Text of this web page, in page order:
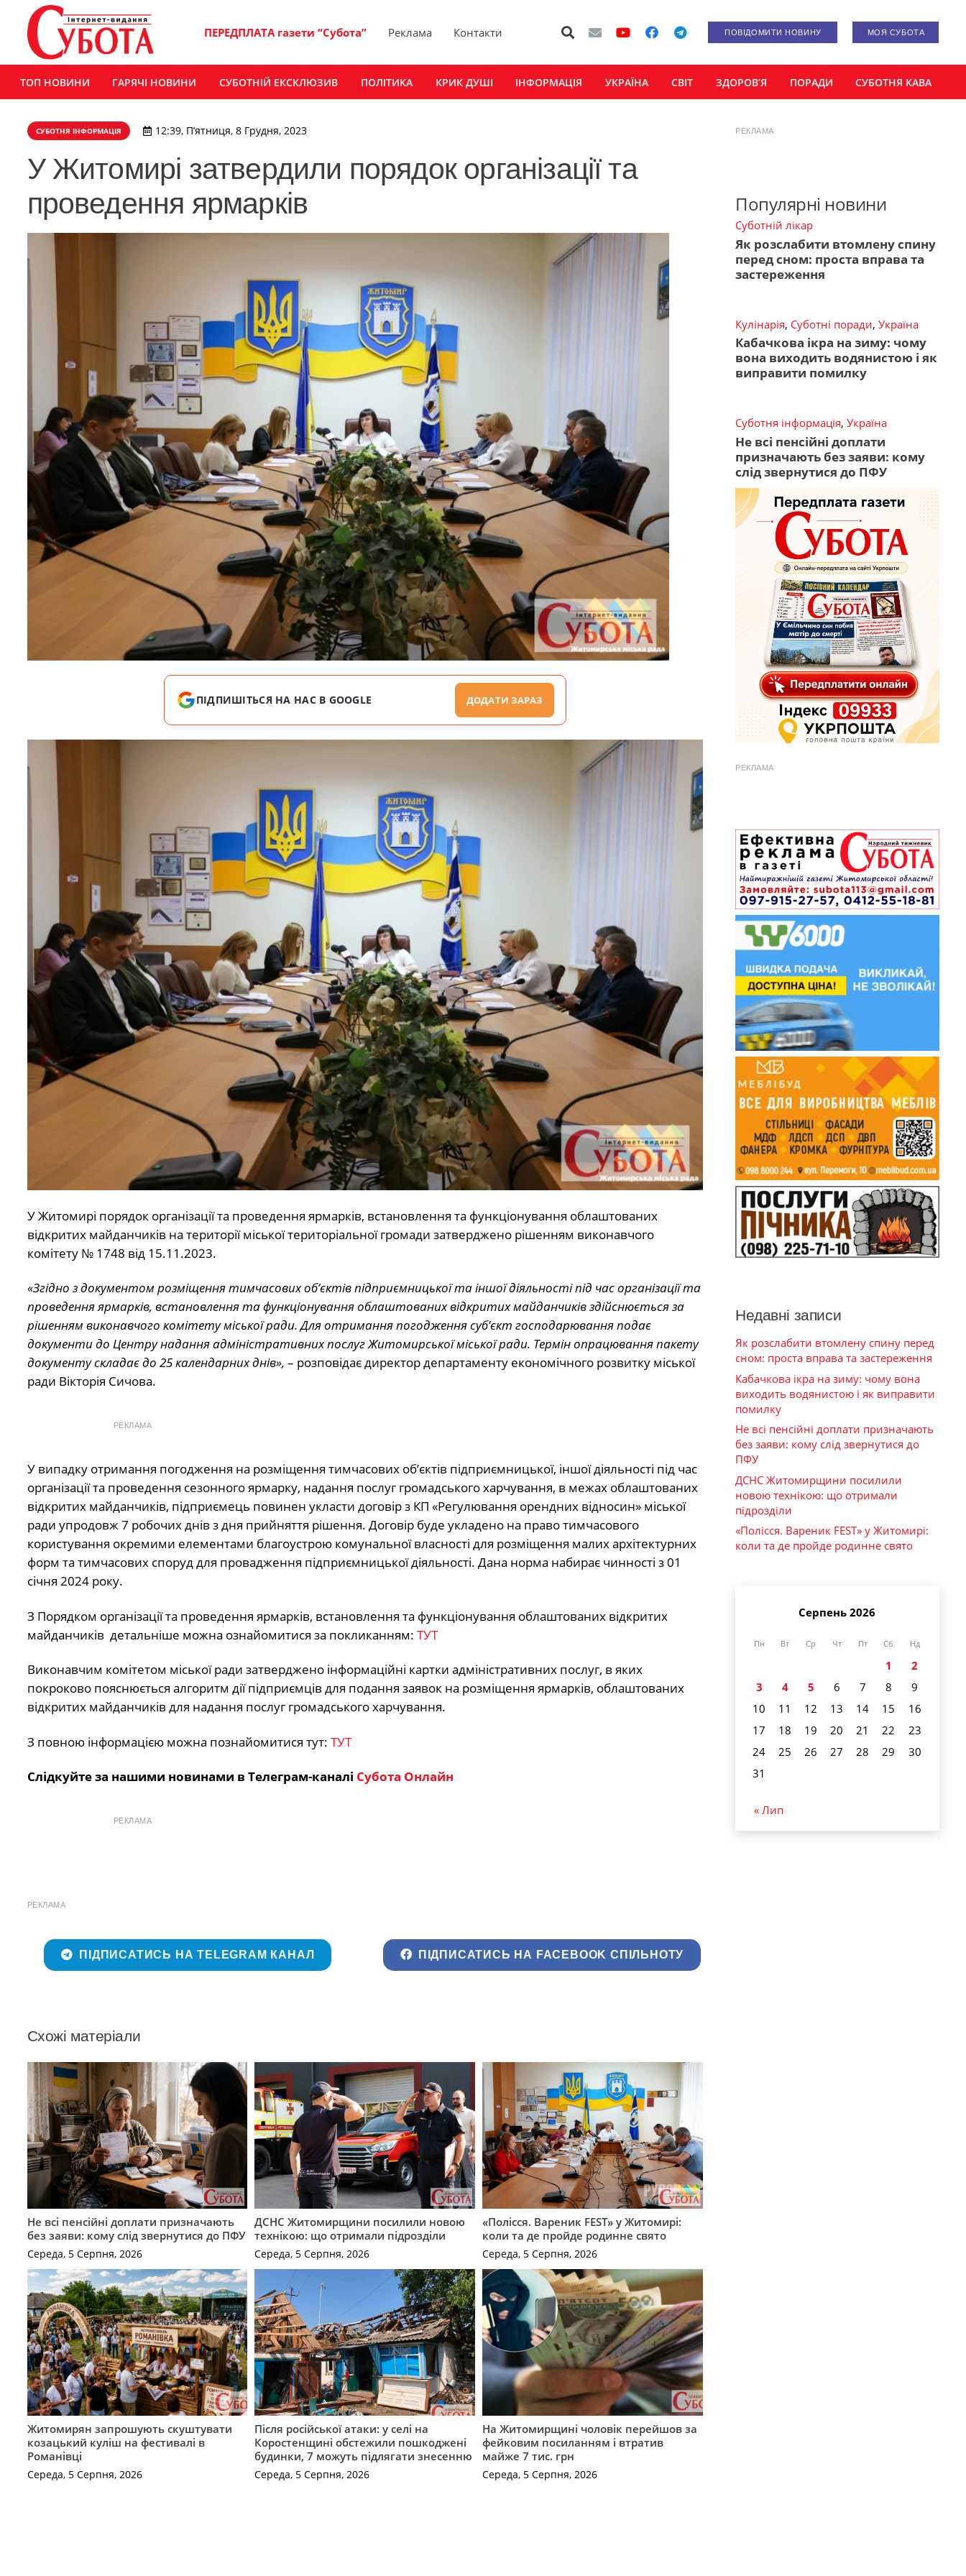
ПЕРЕДПЛАТА газети “Субота” Реклама Контакти ПОВІДОМИТИ НОВИНУ МОЯ СУБОТА
ТОП НОВИНИ ГАРЯЧІ НОВИНИ СУБОТНІЙ ЕКСКЛЮЗИВ ПОЛІТИКА КРИК ДУШІ ІНФОРМАЦІЯ УКРАЇНА СВІТ ЗДОРОВ’Я ПОРАДИ СУБОТНЯ КАВА
СУБОТНЯ ІНФОРМАЦІЯ 12:39, П’ятниця, 8 Грудня, 2023
У Житомирі затвердили порядок організації та
проведення ярмарків
ПІДПИШІТЬСЯ НА НАС В GOOGLE ДОДАТИ ЗАРАЗ
У Житомирі порядок організації та проведення ярмарків, встановлення та функціонування облаштованих
відкритих майданчиків на території міської територіальної громади затверджено рішенням виконавчого
комітету № 1748 від 15.11.2023.
«Згідно з документом розміщення тимчасових об’єктів підприємницької та іншої діяльності під час організації та
проведення ярмарків, встановлення та функціонування облаштованих відкритих майданчиків здійснюється за
рішенням виконавчого комітету міської ради. Для отримання погодження суб’єкт господарювання подає
документи до Центру надання адміністративних послуг Житомирської міської ради. Термін опрацювання пакету
документу складає до 25 календарних днів», – розповідає директор департаменту економічного розвитку міської
ради Вікторія Сичова.
РЕКЛАМА
У випадку отримання погодження на розміщення тимчасових об’єктів підприємницької, іншої діяльності під час
організації та проведення сезонного ярмарку, надання послуг громадського харчування, в межах облаштованих
відкритих майданчиків, підприємець повинен укласти договір з КП «Регулювання орендних відносин» міської
ради упродовж 7 робочих днів з дня прийняття рішення. Договір буде укладено на право тимчасового
користування окремими елементами благоустрою комунальної власності для розміщення малих архітектурних
форм та тимчасових споруд для провадження підприємницької діяльності. Дана норма набирає чинності з 01
січня 2024 року.
З Порядком організації та проведення ярмарків, встановлення та функціонування облаштованих відкритих
майданчиків детальніше можна ознайомитися за покликанням: ТУТ
Виконавчим комітетом міської ради затверджено інформаційні картки адміністративних послуг, в яких
покроково пояснюється алгоритм дії підприємців для подання заявок на розміщення ярмарків, облаштованих
відкритих майданчиків для надання послуг громадського харчування.
З повною інформацією можна познайомитися тут: ТУТ
Слідкуйте за нашими новинами в Телеграм-каналі Субота Онлайн
РЕКЛАМА
РЕКЛАМА
ПІДПИСАТИСЬ НА TELEGRAM КАНАЛ ПІДПИСАТИСЬ НА FACEBOOK СПІЛЬНОТУ
Схожі матеріали
Не всі пенсійні доплати призначають
без заяви: кому слід звернутися до ПФУ
Середа, 5 Серпня, 2026
ДСНС Житомирщини посилили новою
технікою: що отримали підрозділи
Середа, 5 Серпня, 2026
«Полісся. Вареник FEST» у Житомирі:
коли та де пройде родинне свято
Середа, 5 Серпня, 2026
Житомирян запрошують скуштувати
козацький куліш на фестивалі в
Романівці
Середа, 5 Серпня, 2026
Після російської атаки: у селі на
Коростенщині обстежили пошкоджені
будинки, 7 можуть підлягати знесенню
Середа, 5 Серпня, 2026
На Житомирщині чоловік перейшов за
фейковим посиланням і втратив
майже 7 тис. грн
Середа, 5 Серпня, 2026
РЕКЛАМА
Популярні новини
Суботній лікар
Як розслабити втомлену спину
перед сном: проста вправа та
застереження
Кулінарія, Суботні поради, Україна
Кабачкова ікра на зиму: чому
вона виходить водянистою і як
виправити помилку
Суботня інформація, Україна
Не всі пенсійні доплати
призначають без заяви: кому
слід звернутися до ПФУ
РЕКЛАМА
Недавні записи
Як розслабити втомлену спину перед
сном: проста вправа та застереження
Кабачкова ікра на зиму: чому вона
виходить водянистою і як виправити
помилку
Не всі пенсійні доплати призначають
без заяви: кому слід звернутися до
ПФУ
ДСНС Житомирщини посилили
новою технікою: що отримали
підрозділи
«Полісся. Вареник FEST» у Житомирі:
коли та де пройде родинне свято
Серпень 2026
Пн Вт Ср Чт Пт Сб Нд
1
2
3
4 5 6 7 8
9
10
11 12 13 14 15
16
17
18 19 20 21 22
23
24
25 26 27 28 29
30
31
« Лип